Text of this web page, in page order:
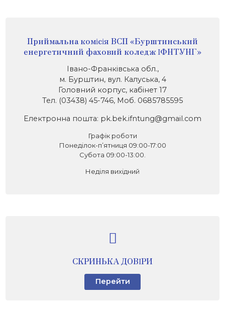
Приймальна комісія ВСП «Бурштинський
енергетичний фаховий коледж ІФНТУНГ»
Івано-Франківська обл.,
м. Бурштин, вул. Калуська, 4
Головний корпус, кабінет 17
Тел. (03438) 45-746, Моб. 0685785595
Електронна пошта: pk.bek.ifntung@gmail.com
Графік роботи
Понеділок-п’ятниця 09:00-17:00
Субота 09:00-13:00.
Неділя вихідний
СКРИНЬКА ДОВІРИ
Перейти